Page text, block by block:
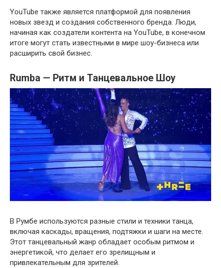
YouTube также является платформой для появления
новых звезд и создания собственного бренда. Люди,
начиная как создатели контента на YouTube, в конечном
итоге могут стать известными в мире шоу-бизнеса или
расширить свой бизнес.
Rumba — Ритм и Танцевальное Шоу
В Румбе используются разные стили и техники танца,
включая каскады, вращения, подтяжки и шаги на месте.
Этот танцевальный жанр обладает особым ритмом и
энергетикой, что делает его зрелищным и
привлекательным для зрителей.